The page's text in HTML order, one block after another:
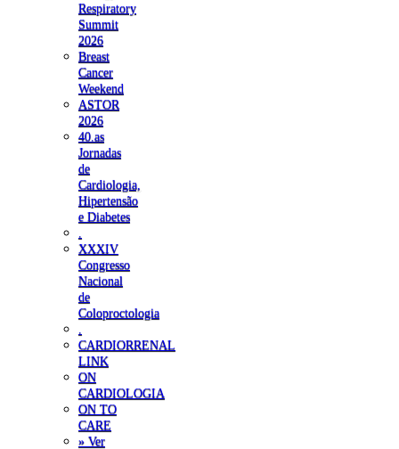
Respiratory
Summit
2026
Breast
Cancer
Weekend
ASTOR
2026
40.as
Jornadas
de
Cardiologia,
Hipertensão
e Diabetes
XXXIV
Congresso
Nacional
de
Coloproctologia
CARDIORRENAL
LINK
ON
CARDIOLOGIA
ON TO
CARE
» Ver